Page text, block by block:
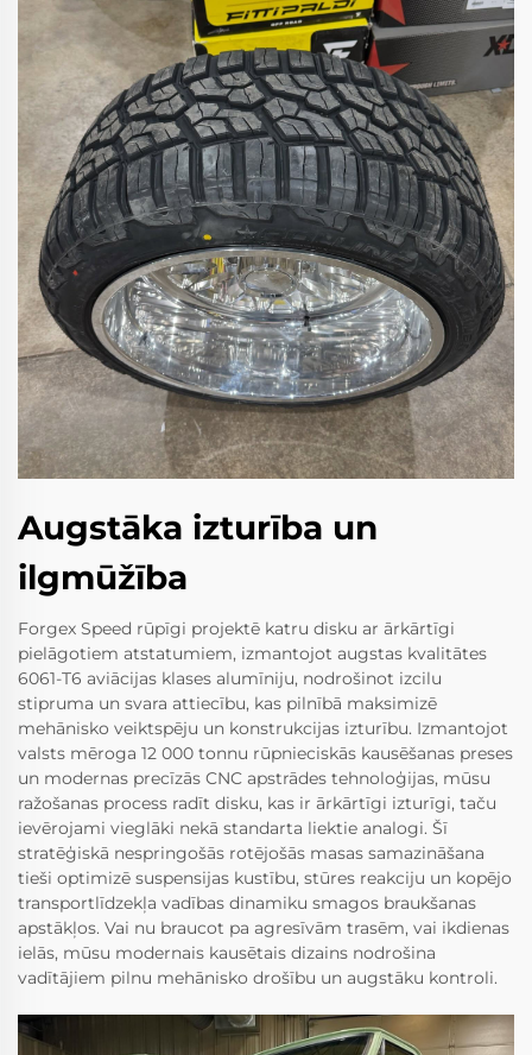
Augstāka izturība un
ilgmūžība
Forgex Speed rūpīgi projektē katru disku ar ārkārtīgi
pielāgotiem atstatumiem, izmantojot augstas kvalitātes
6061-T6 aviācijas klases alumīniju, nodrošinot izcilu
stipruma un svara attiecību, kas pilnībā maksimizē
mehānisko veiktspēju un konstrukcijas izturību. Izmantojot
valsts mēroga 12 000 tonnu rūpnieciskās kausēšanas preses
un modernas precīzās CNC apstrādes tehnoloģijas, mūsu
ražošanas process radīt disku, kas ir ārkārtīgi izturīgi, taču
ievērojami vieglāki nekā standarta liektie analogi. Šī
stratēģiskā nespringošās rotējošās masas samazināšana
tieši optimizē suspensijas kustību, stūres reakciju un kopējo
transportlīdzekļa vadības dinamiku smagos braukšanas
apstākļos. Vai nu braucot pa agresīvām trasēm, vai ikdienas
ielās, mūsu modernais kausētais dizains nodrošina
vadītājiem pilnu mehānisko drošību un augstāku kontroli.